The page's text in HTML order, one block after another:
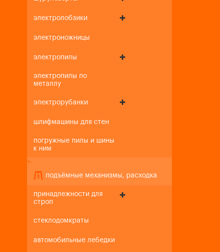
электролобзики
электроножницы
электропилы
электропилы по
металлу
электрорубанки
шлифмашины для стен
погружные пилы и шины
к ним
+-
подъёмные механизмы, расходка
принадлежности для
строп
стеклодомкраты
автомобильные лебедки